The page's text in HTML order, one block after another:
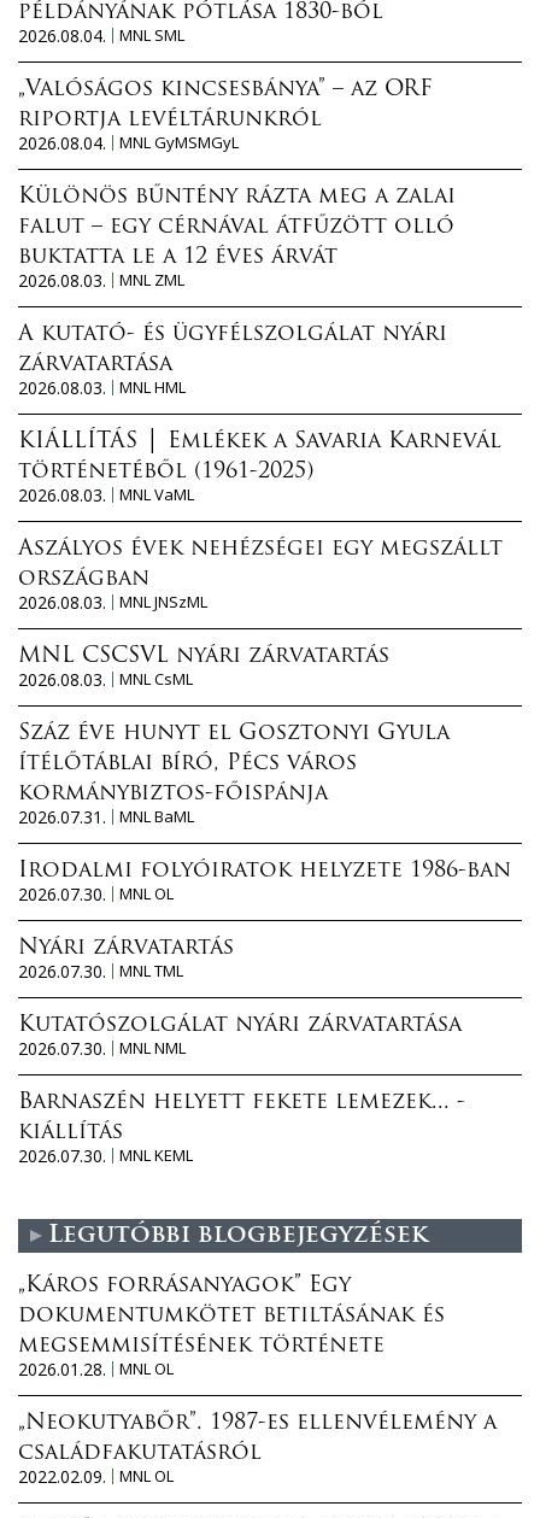
példányának pótlása 1830-ból
2026.08.04.
MNL SML
„Valóságos kincsesbánya” – az ORF
riportja levéltárunkról
2026.08.04.
MNL GyMSMGyL
Különös bűntény rázta meg a zalai
falut – egy cérnával átfűzött olló
buktatta le a 12 éves árvát
2026.08.03.
MNL ZML
A kutató- és ügyfélszolgálat nyári
zárvatartása
2026.08.03.
MNL HML
KIÁLLÍTÁS │ Emlékek a Savaria Karnevál
történetéből (1961-2025)
2026.08.03.
MNL VaML
Aszályos évek nehézségei egy megszállt
országban
2026.08.03.
MNL JNSzML
MNL CSCSVL nyári zárvatartás
2026.08.03.
MNL CsML
Száz éve hunyt el Gosztonyi Gyula
ítélőtáblai bíró, Pécs város
kormánybiztos-főispánja
2026.07.31.
MNL BaML
Irodalmi folyóiratok helyzete 1986-ban
2026.07.30.
MNL OL
Nyári zárvatartás
2026.07.30.
MNL TML
Kutatószolgálat nyári zárvatartása
2026.07.30.
MNL NML
Barnaszén helyett fekete lemezek... -
kiállítás
2026.07.30.
MNL KEML
Legutóbbi blogbejegyzések
„Káros forrásanyagok” Egy
dokumentumkötet betiltásának és
megsemmisítésének története
2026.01.28.
MNL OL
„Neokutyabőr”. 1987-es ellenvélemény a
családfakutatásról
2022.02.09.
MNL OL